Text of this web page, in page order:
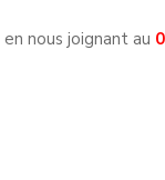
en nous joignant au